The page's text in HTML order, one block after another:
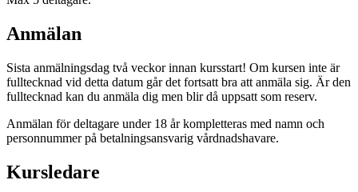
Anmälan
Sista anmälningsdag två veckor innan kursstart! Om kursen inte är
fulltecknad vid detta datum går det fortsatt bra att anmäla sig. Är den
fulltecknad kan du anmäla dig men blir då uppsatt som reserv.
Anmälan för deltagare under 18 år kompletteras med namn och
personnummer på betalningsansvarig vårdnadshavare.
Kursledare